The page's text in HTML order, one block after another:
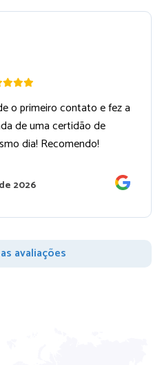
o primeiro contato e fez a
de uma certidão de
dia! Recomendo!
2026
avaliações